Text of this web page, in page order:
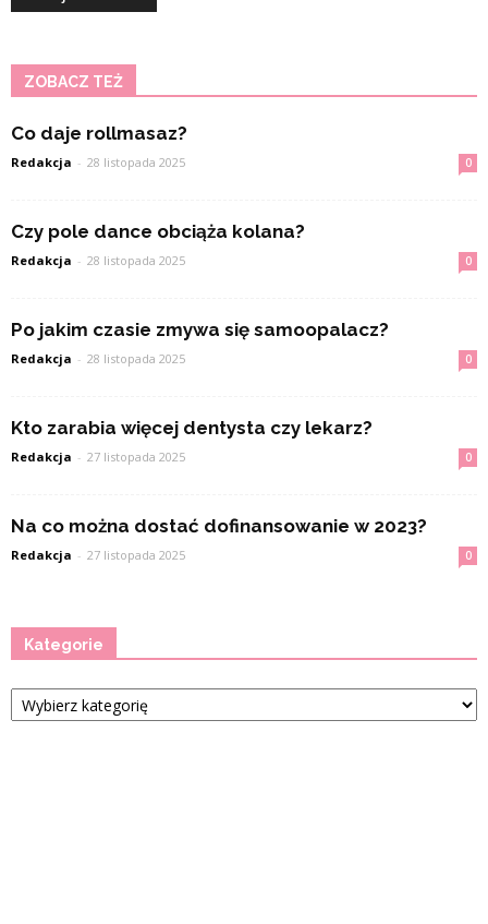
ZOBACZ TEŻ
Co daje rollmasaz?
Redakcja - 28 listopada 2025 0
Czy pole dance obciąża kolana?
Redakcja - 28 listopada 2025 0
Po jakim czasie zmywa się samoopalacz?
Redakcja - 28 listopada 2025 0
Kto zarabia więcej dentysta czy lekarz?
Redakcja - 27 listopada 2025 0
Na co można dostać dofinansowanie w 2023?
Redakcja - 27 listopada 2025 0
Kategorie
Kategorie